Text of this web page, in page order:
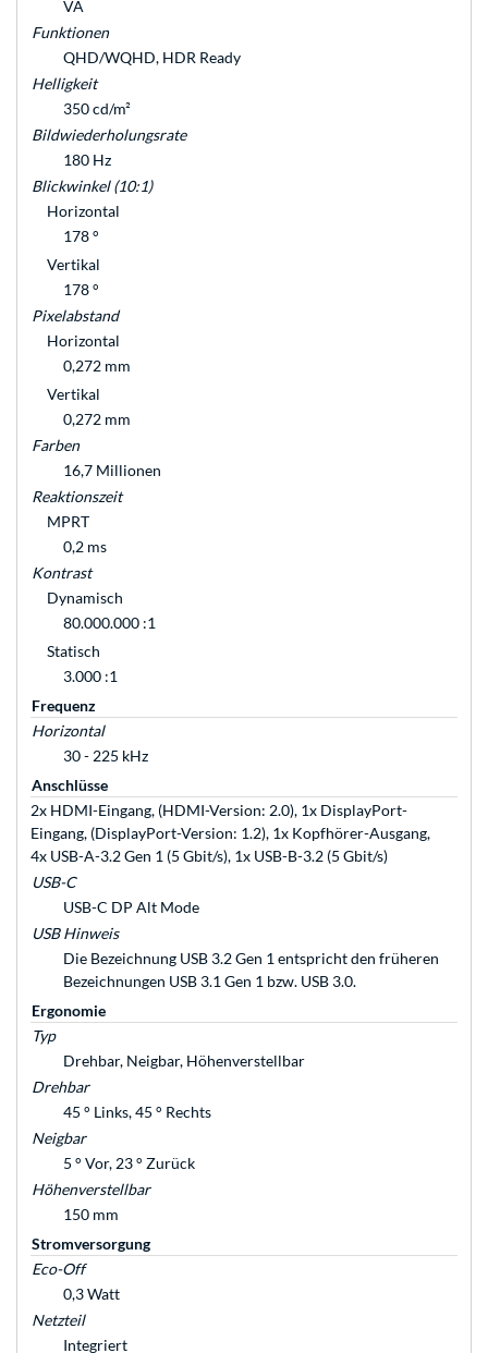
VA
Funktionen
QHD/WQHD, HDR Ready
Helligkeit
350 cd/m²
Bildwiederholungsrate
180 Hz
Blickwinkel (10:1)
Horizontal
178 °
Vertikal
178 °
Pixelabstand
Horizontal
0,272 mm
Vertikal
0,272 mm
Farben
16,7 Millionen
Reaktionszeit
MPRT
0,2 ms
Kontrast
Dynamisch
80.000.000 :1
Statisch
3.000 :1
Frequenz
Horizontal
30 - 225 kHz
Anschlüsse
2x HDMI-Eingang, (HDMI-Version: 2.0), 1x DisplayPort-
Eingang, (DisplayPort-Version: 1.2), 1x Kopfhörer-Ausgang,
4x USB-A-3.2 Gen 1 (5 Gbit/s), 1x USB-B-3.2 (5 Gbit/s)
USB-C
USB-C DP Alt Mode
USB Hinweis
Die Bezeichnung USB 3.2 Gen 1 entspricht den früheren
Bezeichnungen USB 3.1 Gen 1 bzw. USB 3.0.
Ergonomie
Typ
Drehbar, Neigbar, Höhenverstellbar
Drehbar
45 ° Links, 45 ° Rechts
Neigbar
5 ° Vor, 23 ° Zurück
Höhenverstellbar
150 mm
Stromversorgung
Eco-Off
0,3 Watt
Netzteil
Integriert